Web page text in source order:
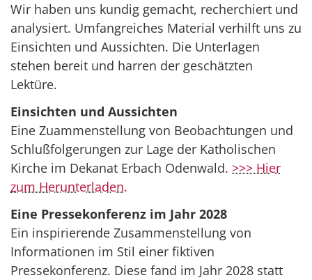
Wir haben uns kundig gemacht, recherchiert und
analysiert. Umfangreiches Material verhilft uns zu
Einsichten und Aussichten. Die Unterlagen
stehen bereit und harren der geschätzten
Lektüre.
Einsichten und Aussichten
Eine Zuammenstellung von Beobachtungen und
Schlußfolgerungen zur Lage der Katholischen
Kirche im Dekanat Erbach Odenwald. >>> Hier
zum Herunterladen.
Eine Pressekonferenz im Jahr 2028
Ein inspirierende Zusammenstellung von
Informationen im Stil einer fiktiven
Pressekonferenz. Diese fand im Jahr 2028 statt